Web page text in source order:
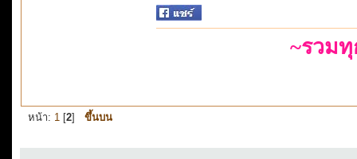
~รวม
หน้า: 1 [2] ขึ้นบน